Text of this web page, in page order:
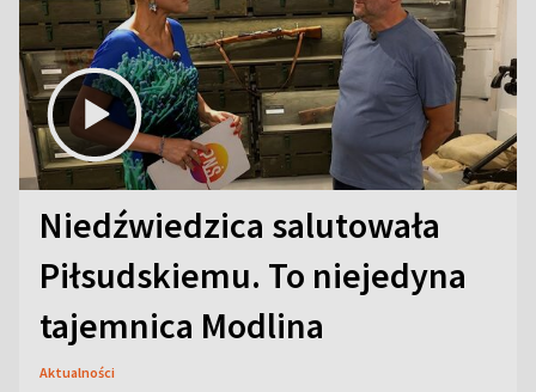
Niedźwiedzica salutowała
Piłsudskiemu. To niejedyna
tajemnica Modlina
Aktualności